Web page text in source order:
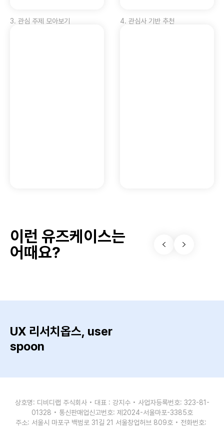
3. 관심 주제 모아보기 4. 관심사 기반 추천
이런 유즈케이스는
어때요?
UX 리서치옵스, user
spoon
상호명: 디비디랩 주식회사 • 대표 : 강지수 • 사업자등록번호: 323-81-
01328 • 통신판매업신고번호: 제2024-서울마포-3385호
주소: 서울시 마포구 백범로 31길 21 서울창업허브 809호 • 전화번호: